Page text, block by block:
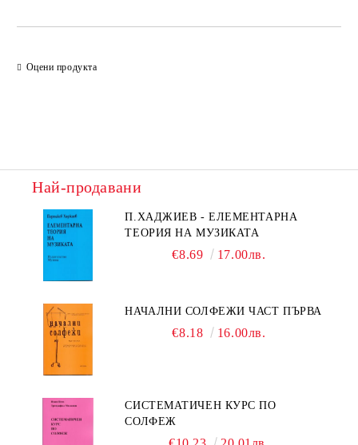
Оцени продукта
Най-продавани
П.ХАДЖИЕВ - ЕЛЕМЕНТАРНА
ТЕОРИЯ НА МУЗИКАТА
€8.69 17.00лв.
НАЧАЛНИ СОЛФЕЖИ ЧАСТ ПЪРВА
€8.18 16.00лв.
СИСТЕМАТИЧЕН КУРС ПО
СОЛФЕЖ